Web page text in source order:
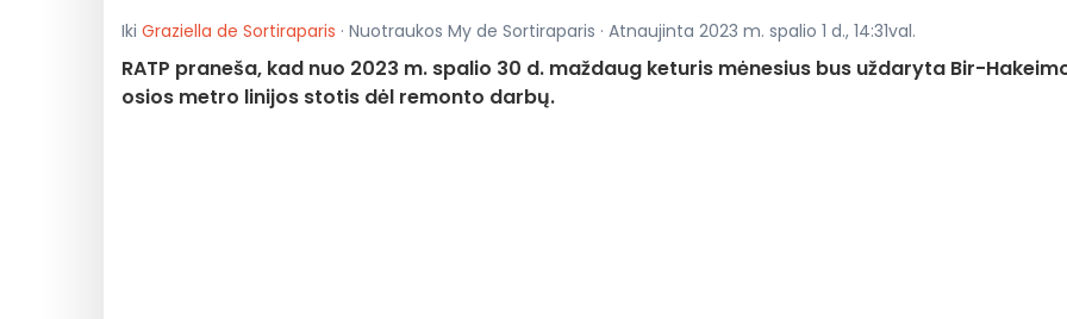
Iki Graziella de Sortiraparis · Nuotraukos My de Sortiraparis · Atnaujinta 2023 m. spalio 1 d., 14:31val.
RATP praneša, kad nuo 2023 m. spalio 30 d. maždaug keturis mėnesius bus uždaryta Bir-
osios metro linijos stotis dėl remonto darbų.